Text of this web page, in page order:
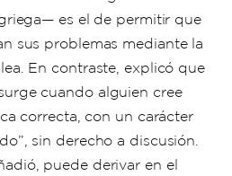
es el de permitir que
sus problemas mediante la
En contraste, explicó que
cuando alguien cree
correcta, con un carácter
sin derecho a discusión.
puede derivar en el